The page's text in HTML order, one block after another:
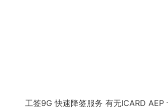
工签9G 快速降签服务 有无ICARD AEP